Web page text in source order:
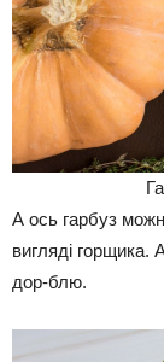
А ось гарбуз
вигляді горщика.
дор-блю.